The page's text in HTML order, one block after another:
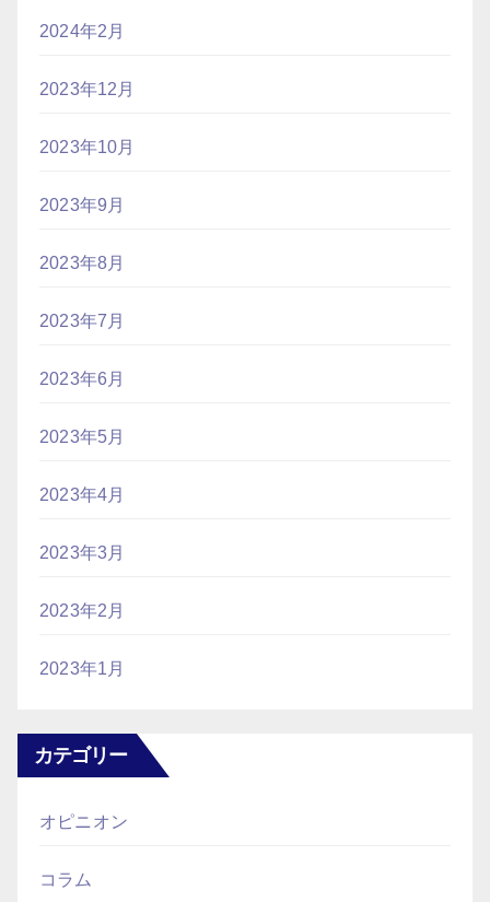
2024年2月
2023年12月
2023年10月
2023年9月
2023年8月
2023年7月
2023年6月
2023年5月
2023年4月
2023年3月
2023年2月
2023年1月
カテゴリー
オピニオン
コラム